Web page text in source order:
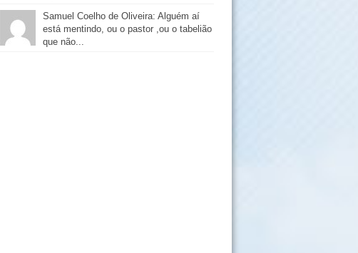
Samuel Coelho de Oliveira: Alguém aí
está mentindo, ou o pastor ,ou o tabelião
que não...